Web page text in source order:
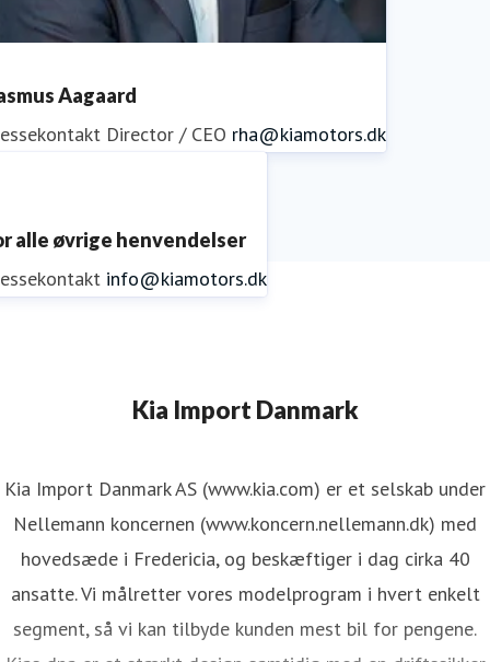
Aagaard
Director / CEO rha@kiamotors.dk
alle øvrige henvendelser
info@kiamotors.dk
Kia Import Danmark
Kia Import Danmark AS (www.kia.com) er et selskab under
Nellemann koncernen (www.koncern.nellemann.dk) med
hovedsæde i Fredericia, og beskæftiger i dag cirka 40
ansatte. Vi målretter vores modelprogram i hvert enkelt
segment, så vi kan tilbyde kunden mest bil for pengene.